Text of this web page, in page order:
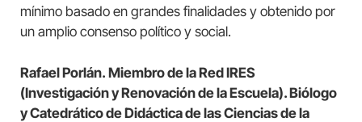
mínimo basado en grandes finalidades y obtenido por
un amplio consenso político y social.
Rafael Porlán. Miembro de la Red IRES
(Investigación y Renovación de la Escuela). Biólogo
y Catedrático de Didáctica de las Ciencias de la